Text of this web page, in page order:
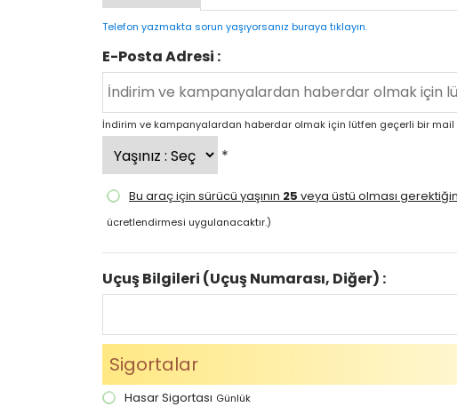
Telefon yazmakta sorun yaşıyorsanız buraya tıklayın.
E-Posta Adresi :
İndirim ve kampanyalardan haberdar olmak için lütfen geçerli bir mail
*
Bu araç için sürücü yaşının 25 veya üstü olması
ücretlendirmesi uygulanacaktır.)
Uçuş Bilgileri (Uçuş Numarası, Diğer) :
Sigortalar
Hasar Sigortası Günlük